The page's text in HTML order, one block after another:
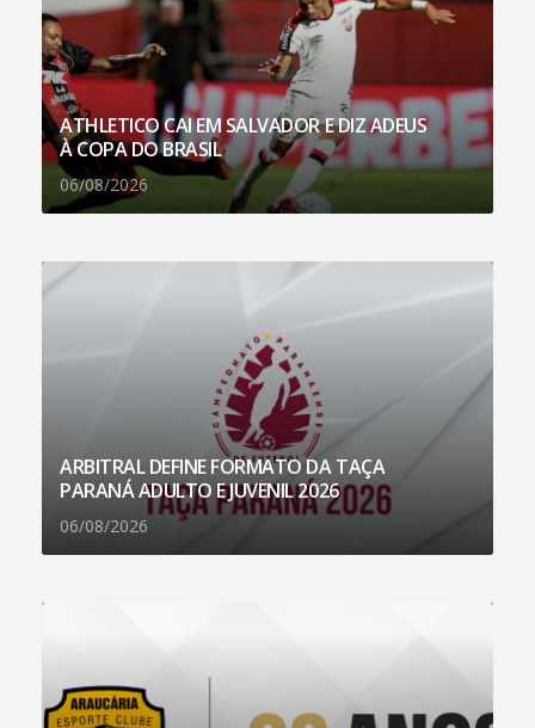
ATHLETICO CAI EM SALVADOR E DIZ ADEUS
À COPA DO BRASIL
06/08/2026
ARBITRAL DEFINE FORMATO DA TAÇA
PARANÁ ADULTO E JUVENIL 2026
06/08/2026